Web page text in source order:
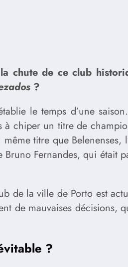
chute de ce club
?
le temps d’une
chiper un titre de
titre que Belenenses,
Fernandes, qui était
de la ville de Porto est
de mauvaises décisions,
?